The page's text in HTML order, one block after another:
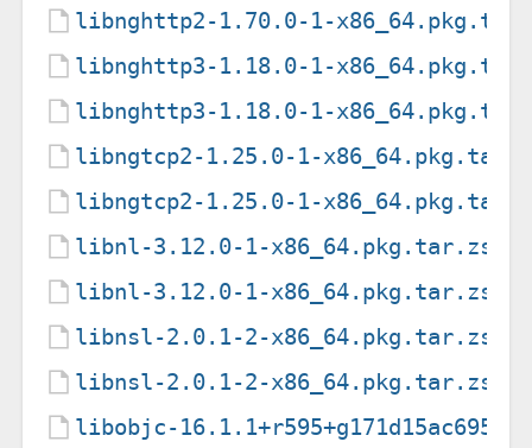
libnghttp2-1.70.0-1-
libnghttp3-1.18.0-1-
libnghttp3-1.18.0-1-
libngtcp2-1.25.0-1-
libngtcp2-1.25.0-1-
libnl-3.12.0-1-x86_64.pkg.tar.zst
libnl-3.12.0-1-
libnsl-2.0.1-2-x86_64.pkg.tar.zst
libnsl-2.0.1-2-
libobjc-